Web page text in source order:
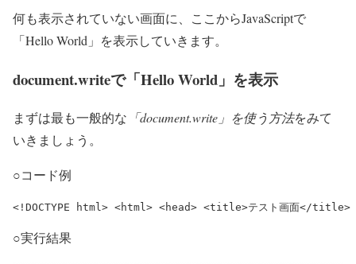
何も表示されていない画面に、ここからJavaScriptで
「Hello World」を表示していきます。
document.writeで「Hello World」を表示
まずは最も一般的な 「document.write」を使う方法をみて
いきましょう。
○コード例
<!DOCTYPE html> <html> <head> <title>テスト画面</
○実行結果